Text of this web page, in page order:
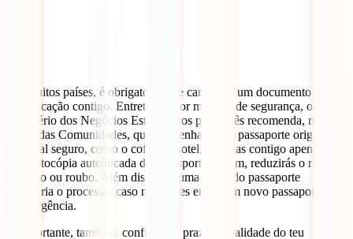
Em muitos países, é obrigatório que carregues um documento de
identificação contigo. Entretanto, por motivos de segurança, o
Ministério dos Negócios Estrangeiros português recomenda, no seu
Portal das Comunidades, que mantenhas o teu passaporte original
em local seguro, como o cofre do hotel, e tenhas contigo apenas
uma fotocópia autenticada do passaporte. Assim, reduzirás o risco de
extravio ou roubo. Além disso, ter uma cópia do passaporte
aceleraria o processo, caso necessites emitir um novo passaporte
com urgência.
É importante, também, confirmar o prazo de validade do teu